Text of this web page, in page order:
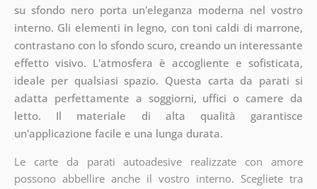
su sfondo nero porta un'eleganza moderna nel vostro
interno. Gli elementi in legno, con toni caldi di marrone,
contrastano con lo sfondo scuro, creando un interessante
effetto visivo. L'atmosfera è accogliente e sofisticata,
ideale per qualsiasi spazio. Questa carta da parati si
adatta perfettamente a soggiorni, uffici o camere da
letto. Il materiale di alta qualità garantisce
un'applicazione facile e una lunga durata.
Le carte da parati autoadesive realizzate con amore
possono abbellire anche il vostro interno. Scegliete tra